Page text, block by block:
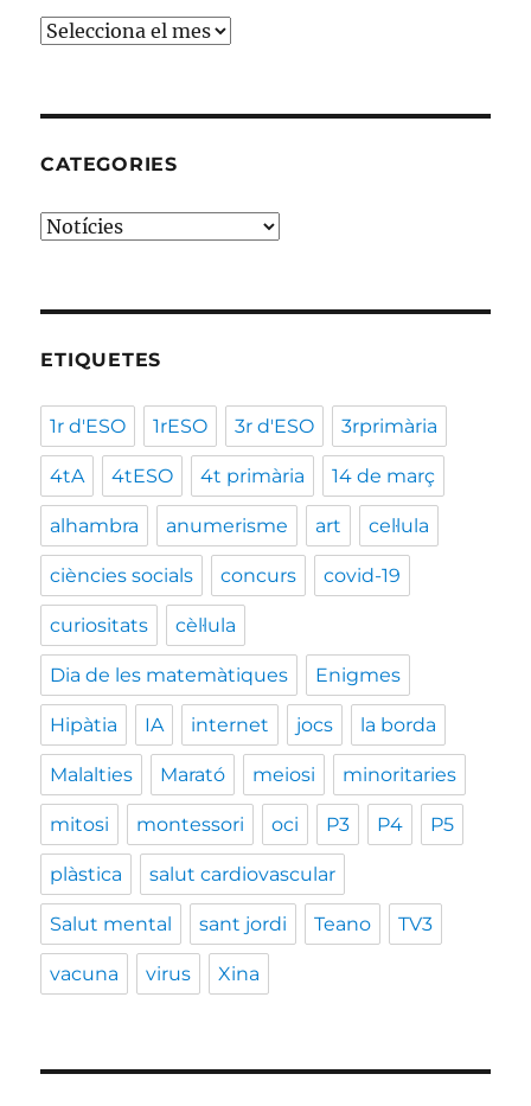
Arxius
CATEGORIES
Categories
ETIQUETES
1r d'ESO 1rESO 3r d'ESO 3rprimària
4tA 4tESO 4t primària 14 de març
alhambra anumerisme art cel·lula
ciències socials concurs covid-19
curiositats cèl·lula
Dia de les matemàtiques Enigmes
Hipàtia IA internet jocs la borda
Malalties Marató meiosi minoritaries
mitosi montessori oci P3 P4 P5
plàstica salut cardiovascular
Salut mental sant jordi Teano TV3
vacuna virus Xina